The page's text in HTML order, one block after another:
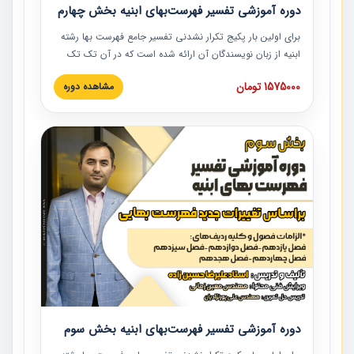
دوره آموزشی تفسیر فهرست‌بهای ابنیه بخش چهارم
برای اولین بار پکیج تکرار نشدنی تفسیر جامع فهرست بها رشته
ابنیه از زبان نویسندگان آن ارائه شده است که در آن تک تک
ردیف ها و مطالب فهرست بها تفسیر و ارائه شده است. این
دوره به صورت کامل تصویری بوده و به همراه تصاویر عملیات
دوره با کلام مهندس علیرضاحسین‌زاده مدیر پروژه مهندسی
مشاور در امر بازنگری فهرست بها رشته ابنیه ارائه شده و به تمام
همکارانی که در حوزه صنعت ساخت در حال فعالیت هستند حتما
توصیه می کنیم از مطالب این دوره استفاده نمایند.
1575000 تومان مشاهده دوره
دوره آموزشی تفسیر فهرست‌بهای ابنیه بخش سوم